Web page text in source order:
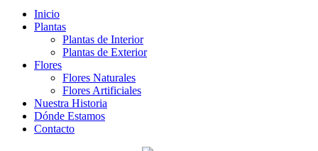
Inicio
Plantas
Plantas de Interior
Plantas de Exterior
Flores
Flores Naturales
Flores Artificiales
Nuestra Historia
Dónde Estamos
Contacto